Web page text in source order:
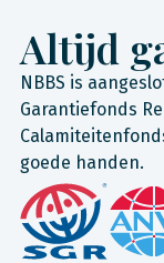
Altijd
NBBS is
Garantiefonds
goede handen.